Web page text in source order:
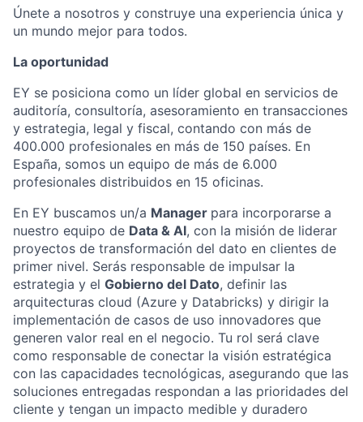
Únete a nosotros y construye una experiencia única y
un mundo mejor para todos.
La oportunidad
EY se posiciona como un líder global en servicios de
auditoría, consultoría, asesoramiento en transacciones
y estrategia, legal y fiscal, contando con más de
400.000 profesionales en más de 150 países. En
España, somos un equipo de más de 6.000
profesionales distribuidos en 15 oficinas.
En EY buscamos un/a Manager para incorporarse a
nuestro equipo de Data & AI, con la misión de liderar
proyectos de transformación del dato en clientes de
primer nivel. Serás responsable de impulsar la
estrategia y el Gobierno del Dato, definir las
arquitecturas cloud (Azure y Databricks) y dirigir la
implementación de casos de uso innovadores que
generen valor real en el negocio. Tu rol será clave
como responsable de conectar la visión estratégica
con las capacidades tecnológicas, asegurando que las
soluciones entregadas respondan a las prioridades del
cliente y tengan un impacto medible y duradero